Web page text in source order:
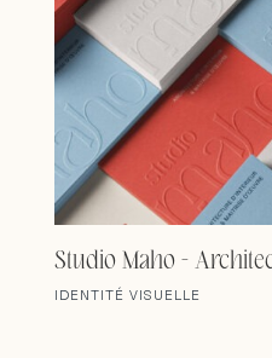
Studio Maho -
IDENTITÉ VISUELLE